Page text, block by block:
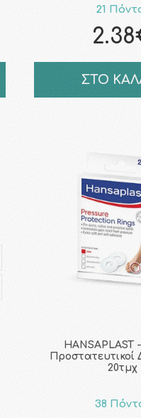
21
ΣΤΟ
HANSAPLAST
Προστατευτικοί
20τμχ
38